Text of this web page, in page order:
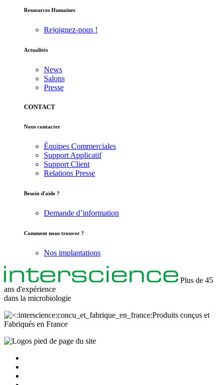
Ressources Humaines
Rejoignez-nous !
Actualités
News
Salons
Presse
CONTACT
Nous contacter
Équipes Commerciales
Support Applicatif
Support Client
Relations Presse
Besoin d'aide ?
Demande d’information
Comment nous trouver ?
Nos implantations
Plus de 45
ans d'expérience
dans la microbiologie
Produits conçus et
Fabriqués en France